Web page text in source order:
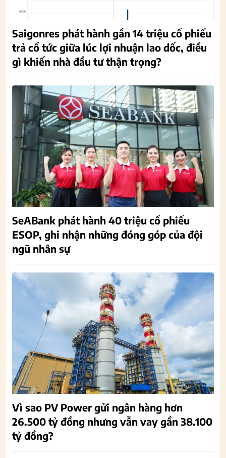
Saigonres phát hành gần 14 triệu cổ phiếu
trả cổ tức giữa lúc lợi nhuận lao dốc, điều
gì khiến nhà đầu tư thận trọng?
SeABank phát hành 40 triệu cổ phiếu
ESOP, ghi nhận những đóng góp của đội
ngũ nhân sự
Vì sao PV Power gửi ngân hàng hơn
26.500 tỷ đồng nhưng vẫn vay gần 38.100
tỷ đồng?